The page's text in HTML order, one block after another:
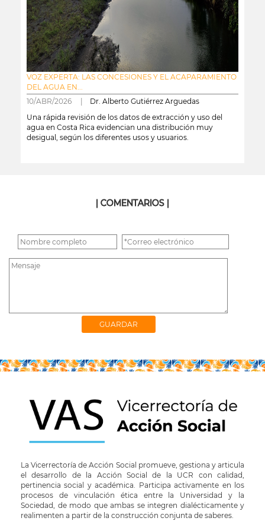
VOZ EXPERTA: LAS CONCESIONES Y EL ACAPARAMIENTO
DEL AGUA EN...
10/ABR/2026 | Dr. Alberto Gutiérrez Arguedas
Una rápida revisión de los datos de extracción y uso del
agua en Costa Rica evidencian una distribución muy
desigual, según los diferentes usos y usuarios.
| COMENTARIOS |
La Vicerrectoría de Acción Social promueve, gestiona y articula
el desarrollo de la Acción Social de la UCR con calidad,
pertinencia social y académica. Participa activamente en los
procesos de vinculación ética entre la Universidad y la
Sociedad, de modo que ambas se integren dialécticamente y
realimenten a partir de la construcción conjunta de saberes.